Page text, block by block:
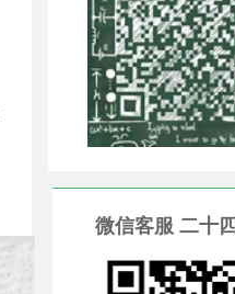
微信客服 二十